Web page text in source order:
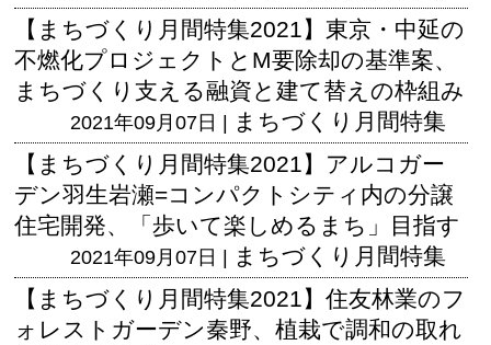
【まちづくり月間特集2021】東京・中延の
不燃化プロジェクトとM要除却の基準案、
まちづくり支える融資と建て替えの枠組み
2021年09月07日 | まちづくり月間特集
【まちづくり月間特集2021】アルコガー
デン羽生岩瀬=コンパクトシティ内の分譲
住宅開発、「歩いて楽しめるまち」目指す
2021年09月07日 | まちづくり月間特集
【まちづくり月間特集2021】住友林業のフ
ォレストガーデン秦野、植栽で調和の取れ